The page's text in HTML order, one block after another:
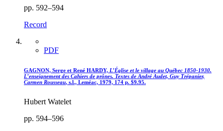
pp. 592–594
Record
PDF
GAGNON, Serge et René HARDY, L’Église et le village au Québec 1850-1930.
L’enseignement des Cahiers de prônes. Textes de André Audet, Guy Trépanier,
Carmen Rousseau, s.l., Leméac, 1979, 174 p. $9.95.
Hubert Watelet
pp. 594–596